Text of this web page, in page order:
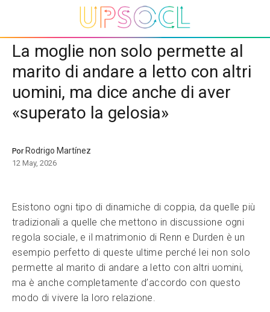
La moglie non solo permette al
marito di andare a letto con altri
uomini, ma dice anche di aver
«superato la gelosia»
Por Rodrigo Martínez
12 May, 2026
Esistono ogni tipo di dinamiche di coppia, da quelle più
tradizionali a quelle che mettono in discussione ogni
regola sociale, e il matrimonio di Renn e Durden è un
esempio perfetto di queste ultime perché lei non solo
permette al marito di andare a letto con altri uomini,
ma è anche completamente d’accordo con questo
modo di vivere la loro relazione.